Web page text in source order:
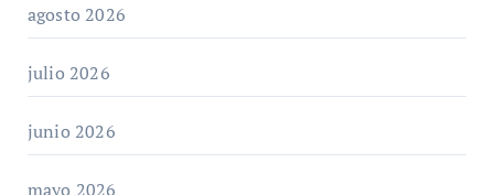
agosto 2026
julio 2026
junio 2026
mayo 2026